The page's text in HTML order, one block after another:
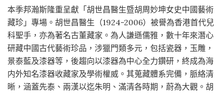
本季邦瀚斯隆重呈獻「胡世昌醫生暨胡周妙坤女史中國藝術
藏珍」專場。胡世昌醫生（1924-2006）被譽為香港首代兒
科聖手，亦為著名古董藏家。為人謙遜儒雅，數十年來潛心
研藏中國古代藝術珍品，涉獵門類多元，包括瓷器，玉雕，
景泰藍及漆器等，後趨向以漆器為中心全力鑽研，終成為海
内外知名漆器收藏家及學術權威。其蒐藏體系完備，脈絡清
晰，涵蓋先泰、兩漢以迄朱明、滿清各時期，蔚為大觀。胡